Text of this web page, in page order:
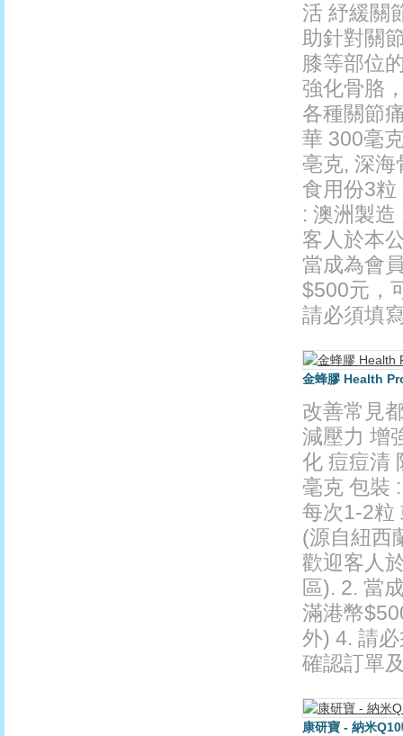
活 紓緩關
助針對關
膝等部位
強化骨胳
各種關節
華 300毫
亳克, 深海
食用份3粒
: 澳洲製
客人於本
當成為會
$500元，
請必須填
金蜂膠 Health
改善常見
減壓力 增
化 痘痘清
毫克 包裝
每次1-2粒
(源自紐西
歡迎客人
區). 2. 當
滿港幣
外) 4. 請
確認訂單
康研寶 - 納米